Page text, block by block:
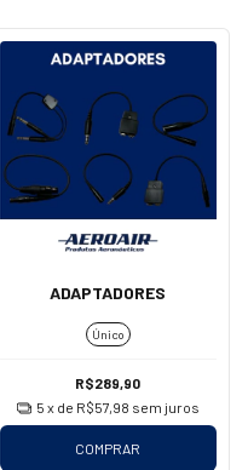
ADAPTADORES
Único
R$289,90
5 x de R$57,98 sem juros
COMPRAR